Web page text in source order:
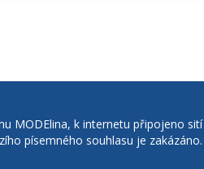
MODElina, k internetu připojeno sití
písemného souhlasu je zakázáno.